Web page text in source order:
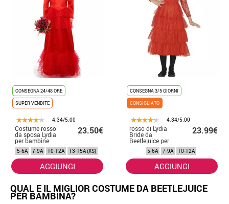
CONSEGNA 24/48 ORE
SUPER VENDITE
4.34/5.00
Costume rosso
da sposa Lydia
per bambine
23.50€
5-6A 7-9A 10-12A 13-15A (XS)
AGGIUNGI
CONSEGNA 3/5 GIORNI
CONSIGLIATO
4.34/5.00
rosso di Lydia
Bride da
Beetlejuice per
bambine
23.99€
5-6A 7-9A 10-12A
AGGIUNGI
QUAL E IL MIGLIOR COSTUME DA BEETLEJUICE
PER BAMBINA?